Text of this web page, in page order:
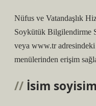
Nüfus ve Vatandaşlık
Soykütük Bilgilendirme
veya www.tr
menülerinden erişim
İsim